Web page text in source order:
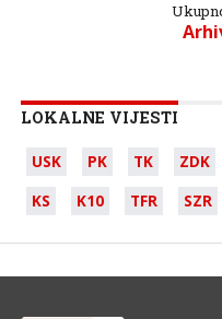
LOKALNE VIJESTI
USK PK TK ZDK
KS
K10 TFR SZR